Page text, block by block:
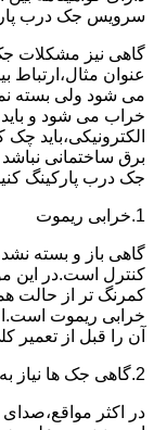
سرویس جک درب
گاهی نیز مشکلات
عنوان مثال،ارتباط
می شود ولی بسته
خراب می شود و
الکترونیکی،باید
برق ساختمانی
جک درب پارکینگ
1.خرابی ریموت
گاهی باز و بسته
کنترل است.در این
کمرنگ تر از حالت
خرابی ریموت
آن را قبل از تعمیر
2.گاهی جک ها نیاز به روغن کاری دارند!
در اکثر